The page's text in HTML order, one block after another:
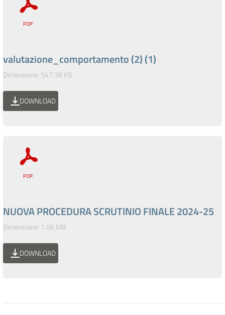
valutazione_comportamento (2) (1)
Dimensione: 547.38 KB
DOWNLOAD
NUOVA PROCEDURA SCRUTINIO FINALE 2024-25
Dimensione: 1.06 MB
DOWNLOAD